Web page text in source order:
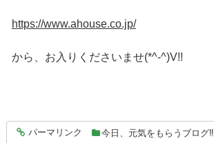
https://www.ahouse.co.jp/
から、お入りくださいませ(*^-^)V!!
entry8342
パーマリンク 今日、元気をもらうブログ‼